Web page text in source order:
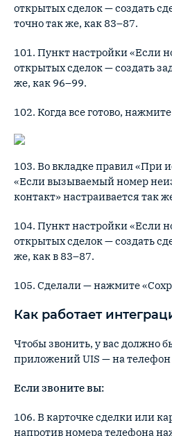
открытых сделок — создать
точно так же, как 83–87.
101. Пункт настройки «Если
открытых сделок — создать
же, как 96–99.
102. Когда все готово,
103. Во вкладке правил «При
«Если вызываемый номер
контакт» настраивается так
104. Пункт настройки «Если
открытых сделок — создать
же, как в 83–87.
105. Сделали — нажмите
Как работает
Чтобы звонить, у вас должно
приложений UIS — на
Если звоните вы:
106. В карточке сделки или
напротив номера телефона